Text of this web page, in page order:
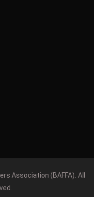
Association (BAFFA). All